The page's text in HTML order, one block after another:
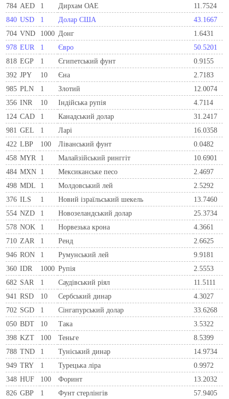
784 AED 1 Дирхам ОАЕ
11.7524
840 USD 1 Долар США
43.1667
704 VND 1000 Донг
1.6431
978 EUR 1 Євро
50.5201
818 EGP 1 Єгипетський фунт
0.9155
392 JPY 10 Єна
2.7183
985 PLN 1 Злотий
12.0074
356 INR 10 Індійська рупія
4.7114
124 CAD 1 Канадський долар
31.2417
981 GEL 1 Ларi
16.0358
422 LBP 100 Ліванський фунт
0.0482
458 MYR 1 Малайзійський ринггіт
10.6901
484 MXN 1 Мексиканське песо
2.4697
498 MDL 1 Молдовський лей
2.5292
376 ILS 1 Новий ізраїльський шекель
13.7460
554 NZD 1 Новозеландський долар
25.3734
578 NOK 1 Норвезька крона
4.3661
710 ZAR 1 Ренд
2.6625
946 RON 1 Румунський лей
9.9181
360 IDR 1000 Рупія
2.5553
682 SAR 1 Саудівський ріял
11.5111
941 RSD 10 Сербський динар
4.3027
702 SGD 1 Сінгапурський долар
33.6268
050 BDT 10 Така
3.5322
398 KZT 100 Теньге
8.5399
788 TND 1 Туніський динар
14.9734
949 TRY 1 Турецька ліра
0.9972
348 HUF 100 Форинт
13.2032
826 GBP 1 Фунт стерлінгів 57.9405